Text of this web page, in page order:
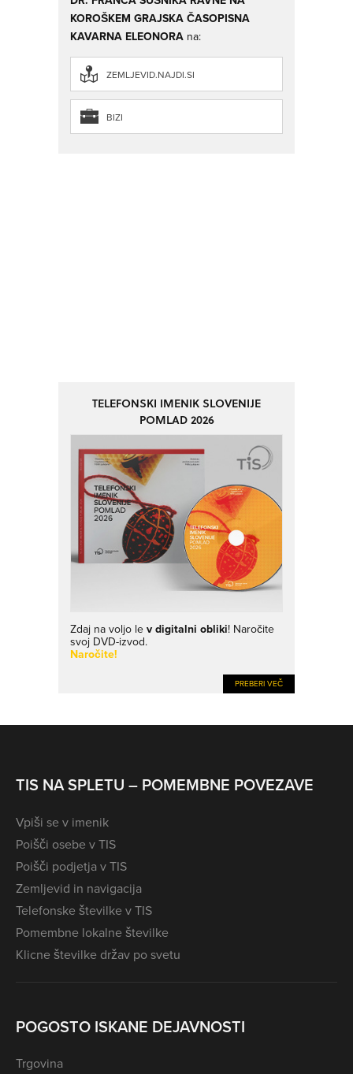
KOROŠKEM GRAJSKA ČASOPISNA
KAVARNA ELEONORA na:
ZEMLJEVID.NAJDI.SI
BIZI
TELEFONSKI IMENIK SLOVENIJE
POMLAD 2026
Zdaj na voljo lev digitalni obliki! Naročite
svoj DVD-izvod.
Naročite!
PREBERI VEČ
TIS NA SPLETU – POMEMBNE POVEZAVE
Vpiši se v imenik
Poišči osebe v TIS
Poišči podjetja v TIS
Zemljevid in navigacija
Telefonske številke v TIS
Pomembne lokalne številke
Klicne številke držav po svetu
POGOSTO ISKANE DEJAVNOSTI
Trgovina